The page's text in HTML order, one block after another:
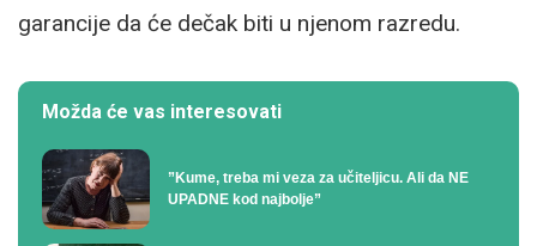
garancije da će dečak biti u njenom razredu.
Možda će vas interesovati
”Kume, treba mi veza za učiteljicu. Ali da NE
UPADNE kod najbolje”